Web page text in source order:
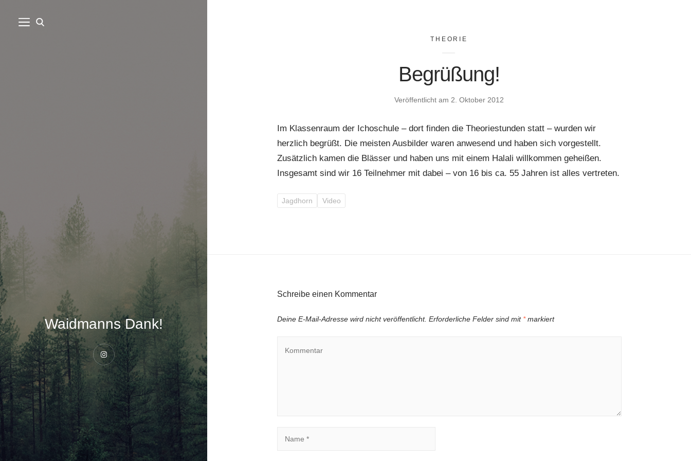
Waidmanns Dank!
Instagram
THEORIE
Begrüßung!
Veröffentlicht am 2. Oktober 2012
Im Klassenraum der Ichoschule – dort finden die Theoriestunden statt – wurden wir
herzlich begrüßt. Die meisten Ausbilder waren anwesend und haben sich vorgestellt.
Zusätzlich kamen die Blässer und haben uns mit einem Halali willkommen geheißen.
Insgesamt sind wir 16 Teilnehmer mit dabei – von 16 bis ca. 55 Jahren ist alles vertreten.
Jagdhorn Video
Schreibe einen Kommentar
Deine E-Mail-Adresse wird nicht veröffentlicht. Erforderliche Felder sind mit *markiert